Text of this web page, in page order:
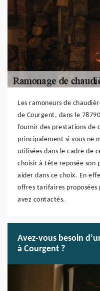
Les ramoneurs de
de Courgent, dans le
fournir des prestations de
principalement si vous ne
utilisées dans le cadre de
choisir à tête reposée son
aider dans ce choix. En
offres tarifaires proposées
avez contactés.
Avez-vous besoin
à Courgent ?